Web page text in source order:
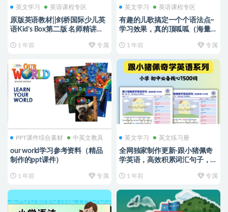
英文学习 英语课程专区
原版英语教材||剑桥国际少儿英
语Kid’s Box第二版 名师精讲
1 年前 专属
英文学习 英语课程专区
有趣的儿歌搞定一个个语法点~
学习效果，真的顶呱呱（海量持
1 年前 专属
PPT课件综合素材 中英文教具
our world学习参考资料（精品
制作的ppt课件）
1 年前 专属
英文学习 英文练习册
全网独家制作更新-跟小猪佩奇
学英语，高效积累词汇句子，独
小程序。。。。
1 年前 专属